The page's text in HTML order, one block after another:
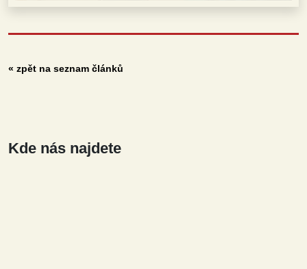
« zpět na seznam článků
Kde nás najdete